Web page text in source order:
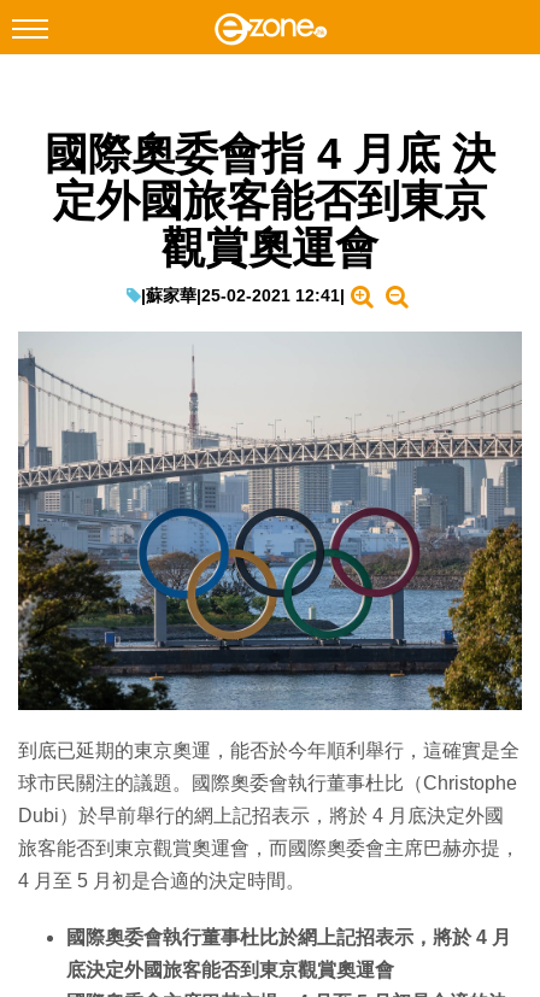
Facebook Instagram
科技焦點
教學評測
EduTech
IT Times
生成式AI與雲端應用
Enterprise Digital Transformation
特集
國際奧委會指 4 月底 決
定外國旅客能否到東京
觀賞奧運會
|蘇家華|25-02-2021 12:41|
到底已延期的東京奧運，能否於今年順利舉行，這確實是全
球市民關注的議題。國際奧委會執行董事杜比（Christophe
Dubi）於早前舉行的網上記招表示，將於 4 月底決定外國
旅客能否到東京觀賞奧運會，而國際奧委會主席巴赫亦提，
4 月至 5 月初是合適的決定時間。
國際奧委會執行董事杜比於網上記招表示，將於 4 月
底決定外國旅客能否到東京觀賞奧運會